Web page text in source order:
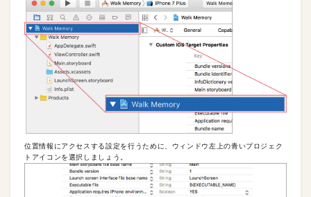
位置情報にアクセスする設定を行うために、ウィンドウ左上の青いプロジェク
トアイコンを選択しましょう。